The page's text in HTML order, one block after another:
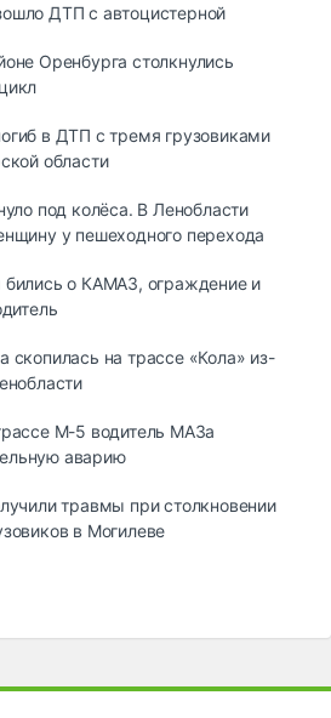
ДТП с автоцистерной
Оренбурга столкнулись
в ДТП с тремя грузовиками
области
под колёса. В Ленобласти
у пешеходного перехода
о КАМАЗ, ограждение и
скопилась на трассе «Кола» из-
М-5 водитель МАЗа
аварию
травмы при столкновении
в Могилеве